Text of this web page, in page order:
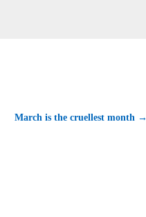
March is the cruellest month →